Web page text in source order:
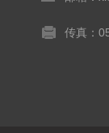
传真：